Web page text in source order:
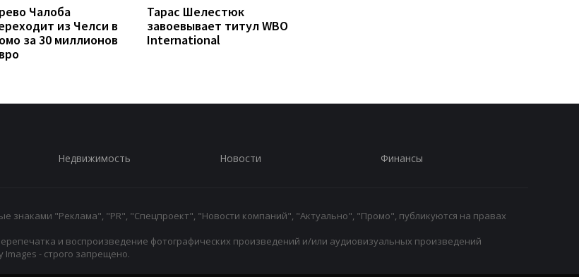
Чалоба
из Челси в
за 30 миллионов
Тарас Шелестюк
завоевывает титул WBO
International
Недвижимость Новости Финансы
знаками "Реклама", "PR", "Спецпроект", "Новости компаний", "Актуально", "Промо", публикуются на правах
и воспроизведение фотографических произведений и/или аудиовизуальных произведений
Images - строго запрещено.